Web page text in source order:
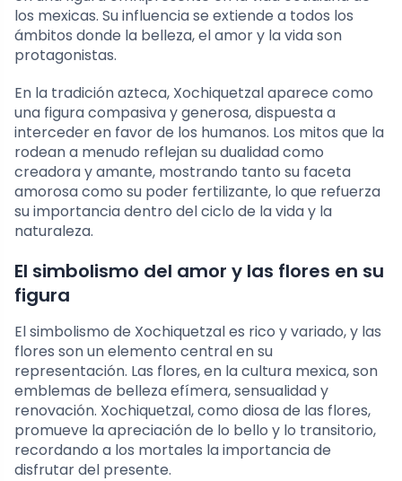
los mexicas. Su influencia se extiende a todos los
ámbitos donde la belleza, el amor y la vida son
protagonistas.
En la tradición azteca, Xochiquetzal aparece como
una figura compasiva y generosa, dispuesta a
interceder en favor de los humanos. Los mitos que la
rodean a menudo reflejan su dualidad como
creadora y amante, mostrando tanto su faceta
amorosa como su poder fertilizante, lo que refuerza
su importancia dentro del ciclo de la vida y la
naturaleza.
El simbolismo del amor y las flores en su
figura
El simbolismo de Xochiquetzal es rico y variado, y las
flores son un elemento central en su
representación. Las flores, en la cultura mexica, son
emblemas de belleza efímera, sensualidad y
renovación. Xochiquetzal, como diosa de las flores,
promueve la apreciación de lo bello y lo transitorio,
recordando a los mortales la importancia de
disfrutar del presente.